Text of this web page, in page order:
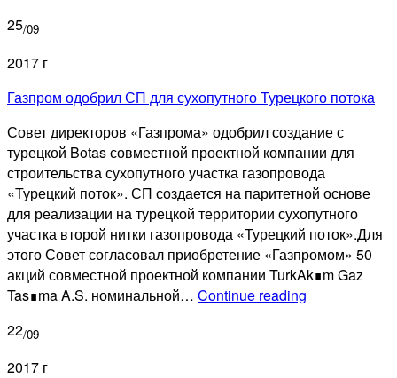
«Газпрома»
25/09
2017 г
Газпром одобрил СП для сухопутного Турецкого потока
Совет директоров «Газпрома» одобрил создание с
турецкой Botas совместной проектной компании для
строительства сухопутного участка газопровода
«Турецкий поток». СП создается на паритетной основе
для реализации на турецкой территории сухопутного
участка второй нитки газопровода «Турецкий поток».Для
этого Совет согласовал приобретение «Газпромом» 50
акций совместной проектной компании TurkAk∎m Gaz
Tas∎ma A.S. номинальной… Continue reading
22/09
2017 г